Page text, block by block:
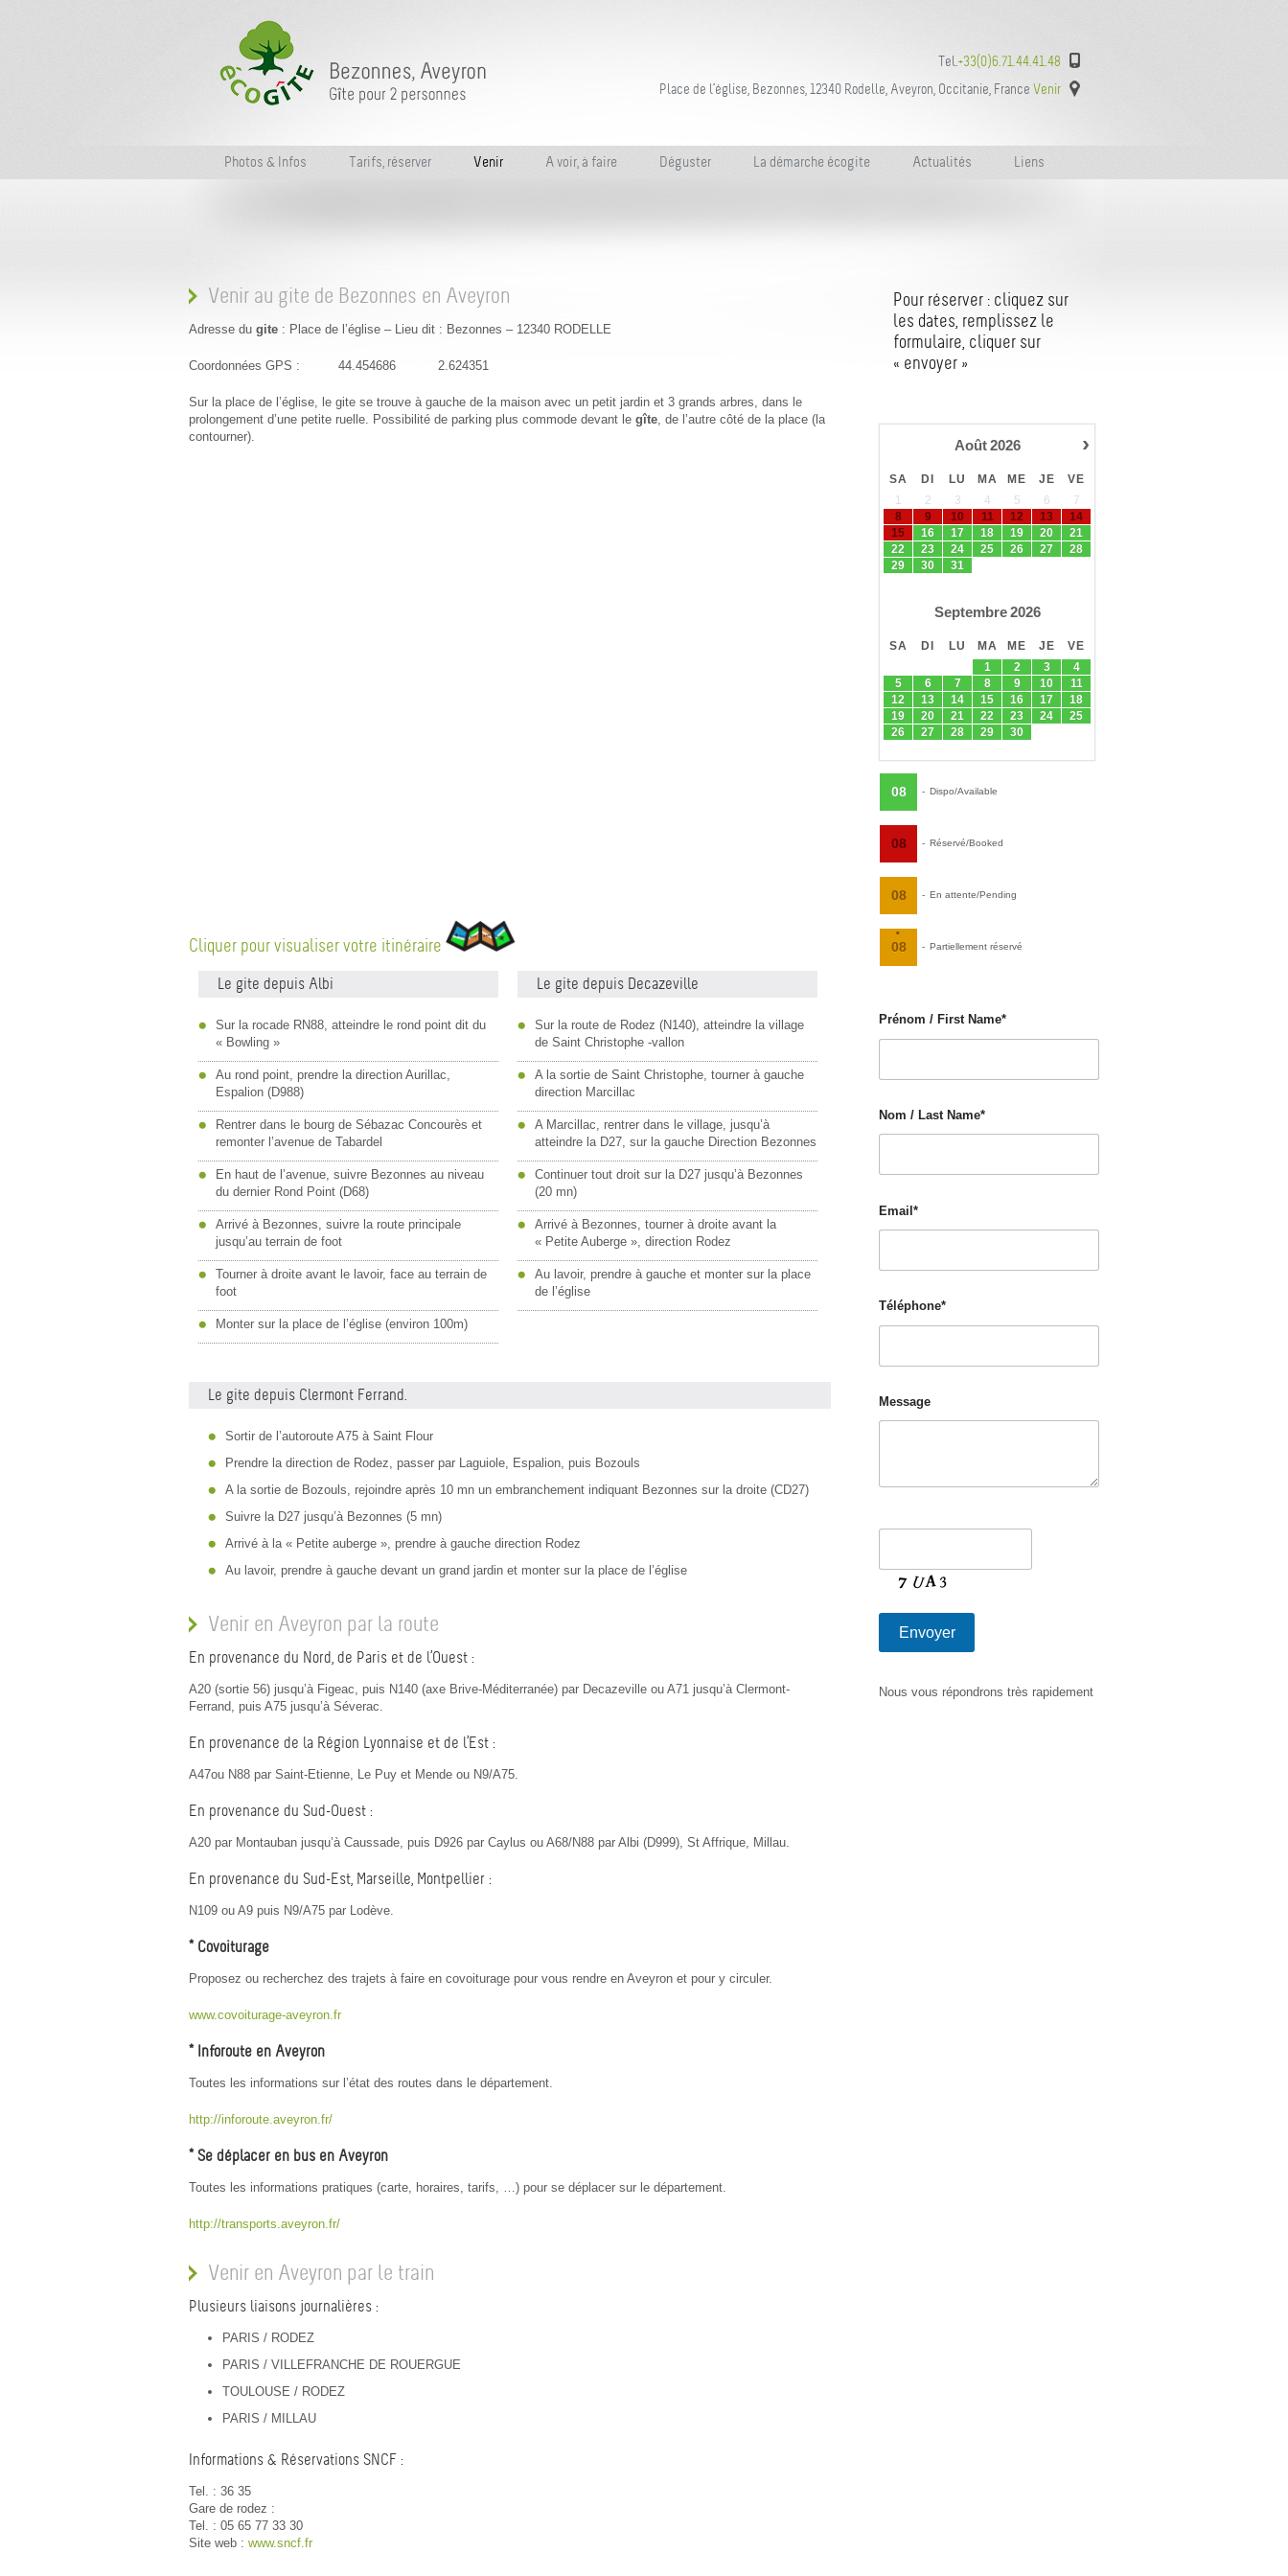
Tel. +33(0)6.71.44.41.48
Place de l’église, Bezonnes, 12340 Rodelle, Aveyron, Occitanie, France Venir
Photos & Infos Tarifs, réserver Venir A voir, à faire Déguster La démarche écogite Actualités Liens
Venir au gite de Bezonnes en Aveyron
Adresse du gite : Place de l’église – Lieu dit : Bezonnes – 12340 RODELLE
Coordonnées GPS : 44.454686 2.624351
Sur la place de l’église, le gite se trouve à gauche de la maison avec un petit jardin et 3 grands arbres, dans le
prolongement d’une petite ruelle. Possibilité de parking plus commode devant le gîte, de l’autre côté de la place (la
contourner).
Cliquer pour visualiser votre itinéraire
Le gite depuis Albi
Sur la rocade RN88, atteindre le rond point dit du
« Bowling »
Au rond point, prendre la direction Aurillac,
Espalion (D988)
Rentrer dans le bourg de Sébazac Concourès et
remonter l’avenue de Tabardel
En haut de l’avenue, suivre Bezonnes au niveau
du dernier Rond Point (D68)
Arrivé à Bezonnes, suivre la route principale
jusqu’au terrain de foot
Tourner à droite avant le lavoir, face au terrain de
foot
Monter sur la place de l’église (environ 100m)
Le gite depuis Decazeville
Sur la route de Rodez (N140), atteindre la village
de Saint Christophe -vallon
A la sortie de Saint Christophe, tourner à gauche
direction Marcillac
A Marcillac, rentrer dans le village, jusqu’à
atteindre la D27, sur la gauche Direction Bezonnes
Continuer tout droit sur la D27 jusqu’à Bezonnes
(20 mn)
Arrivé à Bezonnes, tourner à droite avant la
« Petite Auberge », direction Rodez
Au lavoir, prendre à gauche et monter sur la place
de l’église
Le gite depuis Clermont Ferrand.
Sortir de l’autoroute A75 à Saint Flour
Prendre la direction de Rodez, passer par Laguiole, Espalion, puis Bozouls
A la sortie de Bozouls, rejoindre après 10 mn un embranchement indiquant Bezonnes sur la droite (CD27)
Suivre la D27 jusqu’à Bezonnes (5 mn)
Arrivé à la « Petite auberge », prendre à gauche direction Rodez
Au lavoir, prendre à gauche devant un grand jardin et monter sur la place de l’église
Venir en Aveyron par la route
En provenance du Nord, de Paris et de l’Ouest :
A20 (sortie 56) jusqu’à Figeac, puis N140 (axe Brive-Méditerranée) par Decazeville ou A71 jusqu’à Clermont-
Ferrand, puis A75 jusqu’à Séverac.
En provenance de la Région Lyonnaise et de l’Est :
A47ou N88 par Saint-Etienne, Le Puy et Mende ou N9/A75.
En provenance du Sud-Ouest :
A20 par Montauban jusqu’à Caussade, puis D926 par Caylus ou A68/N88 par Albi (D999), St Affrique, Millau.
En provenance du Sud-Est, Marseille, Montpellier :
N109 ou A9 puis N9/A75 par Lodève.
* Covoiturage
Proposez ou recherchez des trajets à faire en covoiturage pour vous rendre en Aveyron et pour y circuler.
www.covoiturage-aveyron.fr
* Inforoute en Aveyron
Toutes les informations sur l’état des routes dans le département.
http://inforoute.aveyron.fr/
* Se déplacer en bus en Aveyron
Toutes les informations pratiques (carte, horaires, tarifs, …) pour se déplacer sur le département.
http://transports.aveyron.fr/
Venir en Aveyron par le train
Plusieurs liaisons journalières :
PARIS / RODEZ
PARIS / VILLEFRANCHE DE ROUERGUE
TOULOUSE / RODEZ
PARIS / MILLAU
Informations & Réservations SNCF :
Tel. : 36 35
Gare de rodez :
Tel. : 05 65 77 33 30
Site web : www.sncf.fr
Pour réserver : cliquez sur
les dates, remplissez le
formulaire, cliquer sur
« envoyer »
›
Août 2026
SA DI LU MA ME JE
VE
1
2 3 4 5 6
7
8
9 10 11 12 13
14
15
16 17 18 19 20
21
22
23 24 25 26 27
28
29
30 31
Septembre 2026
SA DI LU MA ME JE
VE
1
2 3
4
5
6 7 8 9 10
11
12
13 14 15 16 17
18
19
20 21 22 23 24
25
26
27 28 29 30
08 - Dispo/Available
08 - Réservé/Booked
08 - En attente/Pending
·
08 - Partiellement réservé
Prénom / First Name*
Nom / Last Name*
Email*
Téléphone*
Message
Nous vous répondrons très rapidement